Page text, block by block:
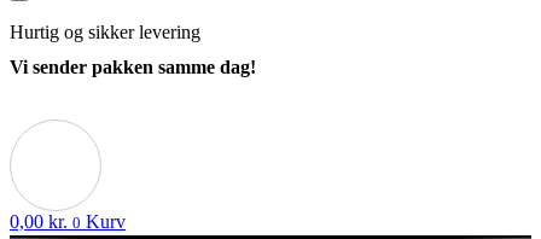
Hurtig og sikker levering
Vi sender pakken samme dag!
0,00 kr. 0 Kurv